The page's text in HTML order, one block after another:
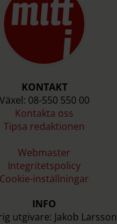
KONTAKT
Växel: 08-550 550 00
Kontakta oss
Tipsa redaktionen
Webmaster
Integritetspolicy
Cookie-inställningar
INFO
utgivare: Jakob Larsson